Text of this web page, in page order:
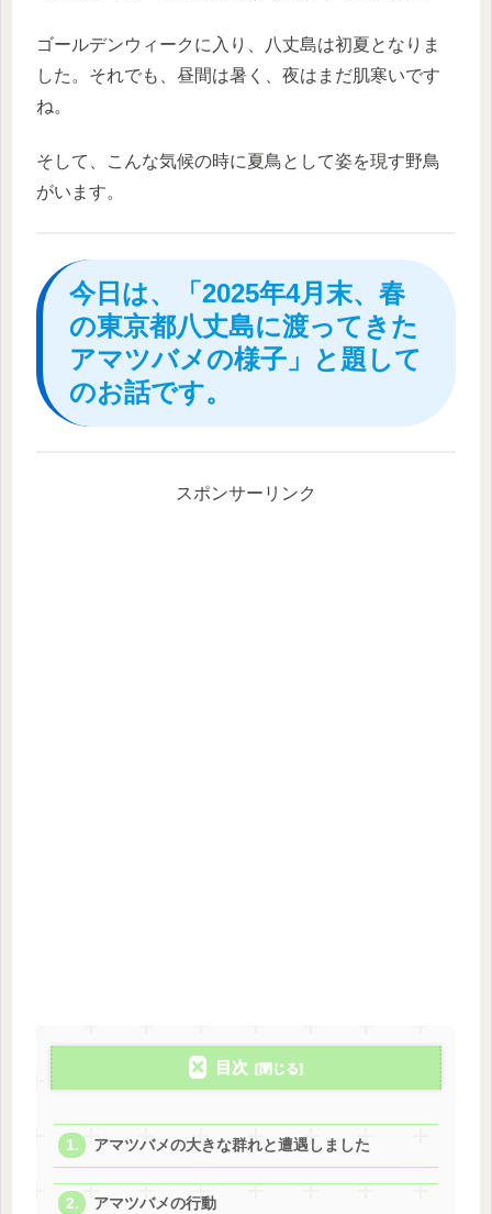
ゴールデンウィークに入り、八丈島は初夏となりま
した。それでも、昼間は暑く、夜はまだ肌寒いです
ね。
そして、こんな気候の時に夏鳥として姿を現す野鳥
がいます。
今日は、「2025年4月末、春
の東京都八丈島に渡ってきた
アマツバメの様子」と題して
のお話です。
スポンサーリンク
目次
アマツバメの大きな群れと遭遇しました
アマツバメの行動